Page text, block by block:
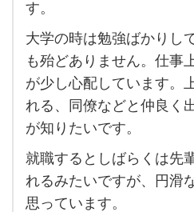
人と
し働
き
ま
す
が、
上司
に上
す。
大学の時は勉強ばかりし
も殆どありません。仕事
が少し心配しています。
れる、同僚などと仲良く
が知りたいです。
就職するとしばらくは先
れるみたいですが、円滑
思っています。